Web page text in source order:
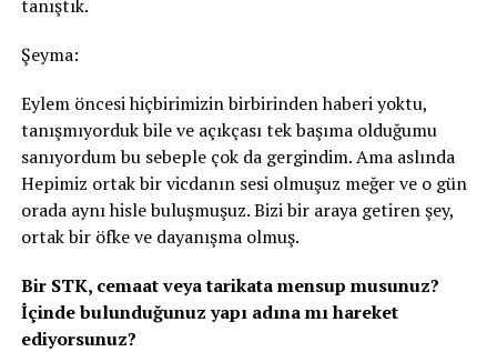
tanıştık.
Şeyma:
Eylem öncesi hiçbirimizin birbirinden haberi yoktu,
tanışmıyorduk bile ve açıkçası tek başıma olduğumu
sanıyordum bu sebeple çok da gergindim. Ama aslında
Hepimiz ortak bir vicdanın sesi olmuşuz meğer ve o gün
orada aynı hisle buluşmuşuz. Bizi bir araya getiren şey,
ortak bir öfke ve dayanışma olmuş.
Bir STK, cemaat veya tarikata mensup musunuz?
İçinde bulunduğunuz yapı adına mı hareket
ediyorsunuz?